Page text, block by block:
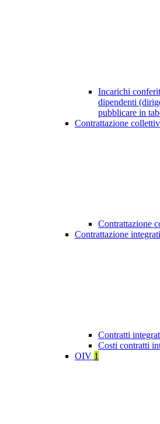
Incarichi
dipendenti
pubblicare in
Contrattazione
Contrattazione
Contrattazione
Contratti
Costi contratti
OIV 1